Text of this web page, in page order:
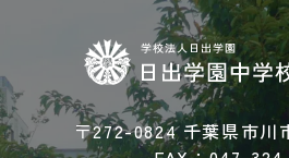
〒272-0824 千葉県市川